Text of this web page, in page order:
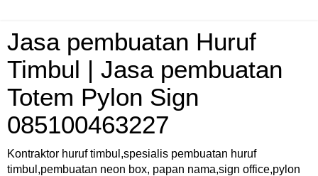
Jasa pembuatan Huruf
Timbul | Jasa pembuatan
Totem Pylon Sign
085100463227
Kontraktor huruf timbul,spesialis pembuatan huruf
timbul,pembuatan neon box, papan nama,sign office,pylon